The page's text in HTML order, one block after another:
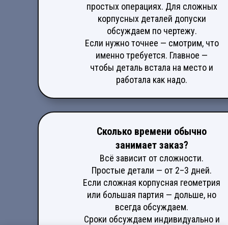
простых операциях. Для сложных
корпусных деталей допуски
обсуждаем по чертежу.
Если нужно точнее — смотрим, что
именно требуется. Главное —
чтобы деталь встала на место и
работала как надо.
Сколько времени обычно
занимает заказ?
Всё зависит от сложности.
Простые детали — от 2–3 дней.
Если сложная корпусная геометрия
или большая партия — дольше, но
всегда обсуждаем.
Сроки обсуждаем индивидуально и